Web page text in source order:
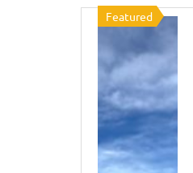
Featured